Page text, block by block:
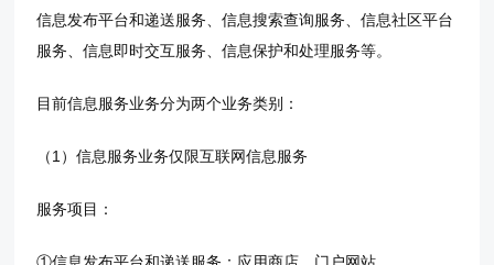
信息发布平台和递送服务、信息搜索查询服务、信息社区平台
服务、信息即时交互服务、信息保护和处理服务等。
目前信息服务业务分为两个业务类别：
（1）信息服务业务仅限互联网信息服务
服务项目：